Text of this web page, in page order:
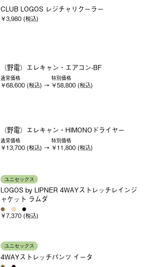
CLUB LOGOS レジチャリクーラー
￥3,980 (税込)
（野電）エレキャン・エアコン-BF
通常価格
￥68,600 (税込)
特別価格
￥58,800 (税込)
（野電）エレキャン・HIMONOドライヤー
通常価格
￥13,700 (税込)
特別価格
￥11,800 (税込)
ユニセックス
LOGOS by LIPNER 4WAYストレッチレインジ
ャケット ラムダ
￥7,370 (税込)
ユニセックス
4WAYストレッチパンツ イータ